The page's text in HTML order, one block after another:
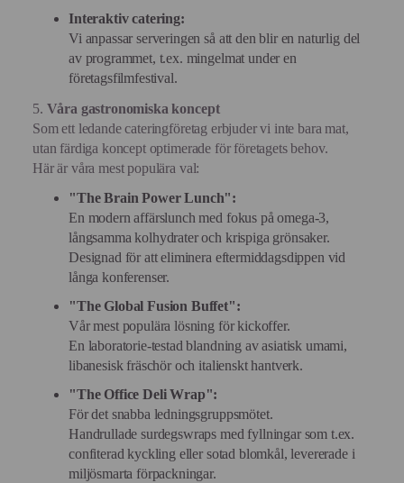
Interaktiv catering:
Vi anpassar serveringen så att den blir en naturlig del
av programmet, t.ex. mingelmat under en
företagsfilmfestival.
5. Våra gastronomiska koncept
Som ett ledande cateringföretag erbjuder vi inte bara mat,
utan färdiga koncept optimerade för företagets behov.
Här är våra mest populära val:
"The Brain Power Lunch":
En modern affärslunch med fokus på omega-3,
långsamma kolhydrater och krispiga grönsaker.
Designad för att eliminera eftermiddagsdippen vid
långa konferenser.
"The Global Fusion Buffet":
Vår mest populära lösning för kickoffer.
En laboratorie-testad blandning av asiatisk umami,
libanesisk fräschör och italienskt hantverk.
"The Office Deli Wrap":
För det snabba ledningsgruppsmötet.
Handrullade surdegswraps med fyllningar som t.ex.
confiterad kyckling eller sotad blomkål, levererade i
miljösmarta förpackningar.